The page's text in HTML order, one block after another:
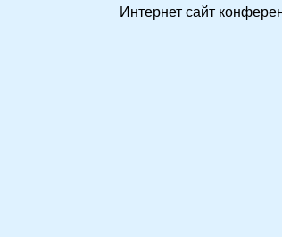
Интернет сайт